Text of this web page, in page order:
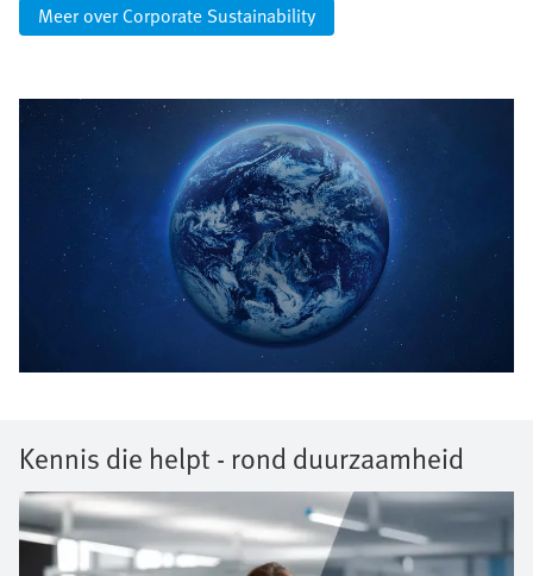
Meer over Corporate Sustainability
Kennis die helpt - rond duurzaamheid